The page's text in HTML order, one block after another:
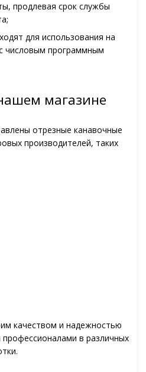
продлевая срок службы
для использования на
числовым программным
магазине
отрезные канавочные
производителей, таких
качеством и надежностью
в различных